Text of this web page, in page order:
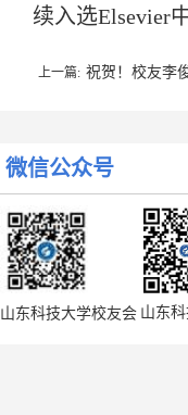
续入选Elsevier
上一篇: 祝贺！校友李
下一篇: 喜报！校友陈
微信公众号
山东科技大学校友会 山东